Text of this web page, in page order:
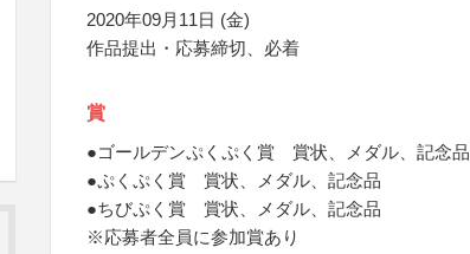
2020年09月11日 (金)
作品提出・応募締切、必着
賞
●ゴールデンぷくぷく賞 賞状、メダル、記念品
●ぷくぷく賞 賞状、メダル、記念品
●ちびぷく賞 賞状、メダル、記念品
※応募者全員に参加賞あり